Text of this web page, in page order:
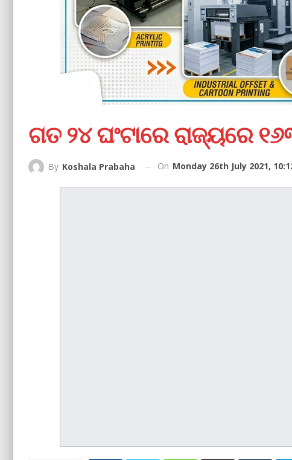
ଗତ ୨୪ ଘଂଟାରେ ରାଜ୍ୟରେ
By Koshala Prabaha On Monday 26th July 2021,